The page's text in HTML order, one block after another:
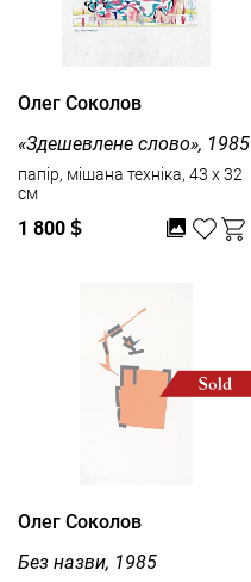
Олег Соколов
«Здешевлене слово», 1985
папір, мішана техніка, 43 x 32
см
1 800 $
Олег Соколов
Без назви, 1985